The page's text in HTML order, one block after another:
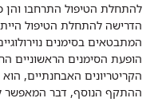
להתחלת הטיפול התרחבו והן
הדרישה להתחלת הטיפול
המתבטאים בסימנים
הופעת הסימנים הראשוניים
הקריטריונים האבחנתיים,
ההתקף הנוסף, דבר המאפשר